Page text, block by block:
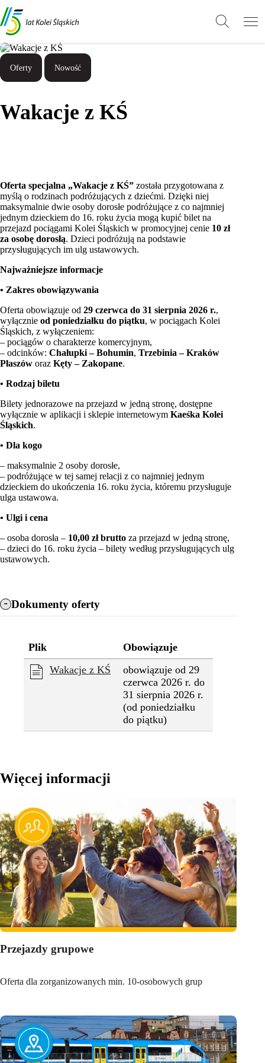
Przejdź
do
treści
Przejdź
do
stopki
Oferty Nowość
Wakacje z KŚ
Oferta specjalna „Wakacje z KŚ” została przygotowana z
myślą o rodzinach podróżujących z dziećmi. Dzięki niej
maksymalnie dwie osoby dorosłe podróżujące z co najmniej
jednym dzieckiem do 16. roku życia mogą kupić bilet na
przejazd pociągami Kolei Śląskich w promocyjnej cenie 10 zł
za osobę dorosłą. Dzieci podróżują na podstawie
przysługujących im ulg ustawowych.
Najważniejsze informacje
• Zakres obowiązywania
Oferta obowiązuje od 29 czerwca do 31 sierpnia 2026 r.,
wyłącznie od poniedziałku do piątku, w pociągach Kolei
Śląskich, z wyłączeniem:
– pociągów o charakterze komercyjnym,
– odcinków: Chałupki – Bohumin, Trzebinia – Kraków
Płaszów oraz Kęty – Zakopane.
• Rodzaj biletu
Bilety jednorazowe na przejazd w jedną stronę, dostępne
wyłącznie w aplikacji i sklepie internetowym Kaeśka Kolei
Śląskich.
• Dla kogo
– maksymalnie 2 osoby dorosłe,
– podróżujące w tej samej relacji z co najmniej jednym
dzieckiem do ukończenia 16. roku życia, któremu przysługuje
ulga ustawowa.
• Ulgi i cena
– osoba dorosła – 10,00 zł brutto za przejazd w jedną stronę,
– dzieci do 16. roku życia – bilety według przysługujących ulg
ustawowych.
Dokumenty oferty
Plik
Obowiązuje
Wakacje z KŚ
obowiązuje od 29
czerwca 2026 r. do
31 sierpnia 2026 r.
(od poniedziałku
do piątku)
Więcej informacji
Przejazdy grupowe
Oferta dla zorganizowanych min. 10-osobowych grup
Wróć
do
góry